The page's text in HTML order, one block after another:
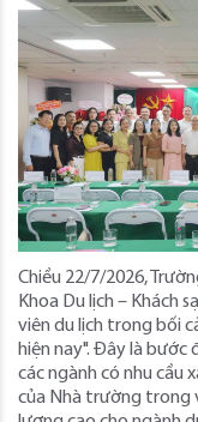
Chiều 22/7/2026,
Khoa Du lịch – Khách
viên du lịch trong bối
hiện nay". Đây là
các ngành có nhu cầu
của Nhà trường trong